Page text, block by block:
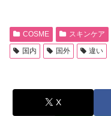
COSME スキンケア
国内
国外 違い
X